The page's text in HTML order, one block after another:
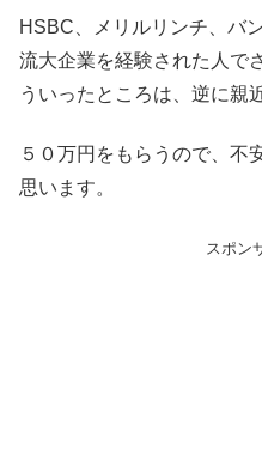
HSBC、メリルリンチ、バ
流大企業を経験された人で
ういったところは、逆に親
５０万円をもらうので、不
思います。
スポン